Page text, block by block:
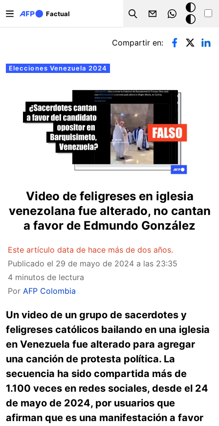
Factual
Search
Modo
oscuro
Solapas principales
Elecciones Venezuela 2024
Compartir en:
Video de feligreses en iglesia
venezolana fue alterado, no cantan
a favor de Edmundo González
Este artículo data de hace más de dos años.
Publicado el 29 de mayo de 2024 a las 23:35
4 minutos de lectura
Por AFP Colombia
Un video de un grupo de sacerdotes y
feligreses católicos bailando en una iglesia
en Venezuela fue alterado para agregar
una canción de protesta política. La
secuencia ha sido compartida más de
1.100 veces en redes sociales, desde el 24
de mayo de 2024, por usuarios que
afirman que es una manifestación a favor